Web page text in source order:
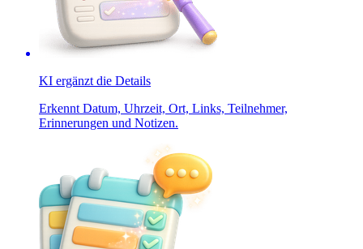
KI ergänzt die Details
Erkennt Datum, Uhrzeit, Ort, Links, Teilnehmer,
Erinnerungen und Notizen.